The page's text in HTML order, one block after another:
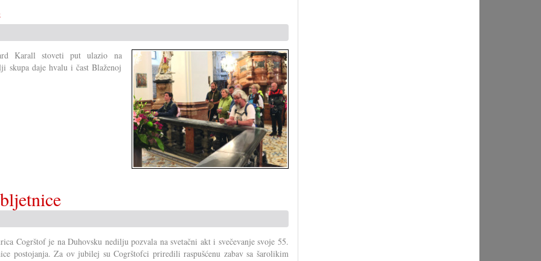
Karall stoveti put ulazio na
skupa daje hvalu i čast Blaženoj
Cogrštof je na Duhovsku nedilju pozvala na svetačni akt i svečevanje svoje 55.
postojanja. Za ov jubilej su Cogrštofci priredili raspušćenu zabav sa šarolikim